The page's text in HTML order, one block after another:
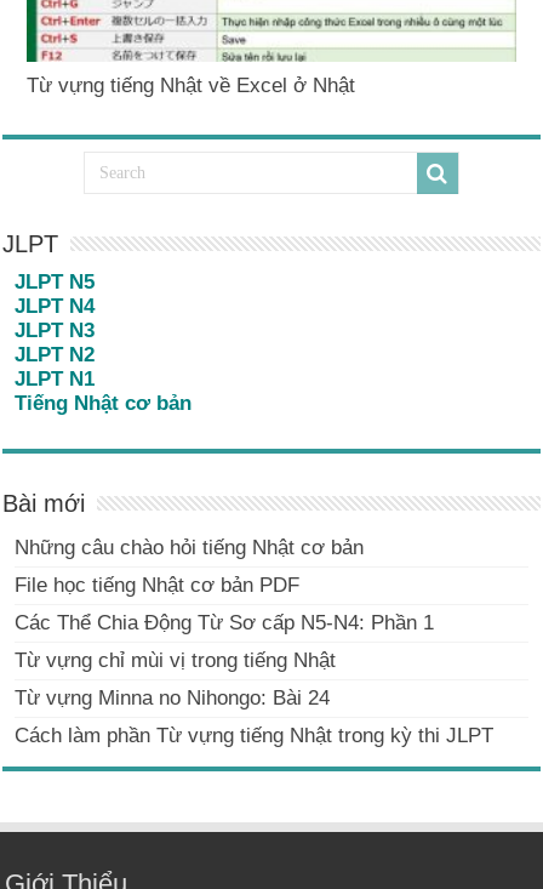
Từ vựng tiếng Nhật về Excel ở Nhật
JLPT
JLPT N5
JLPT N4
JLPT N3
JLPT N2
JLPT N1
Tiếng Nhật cơ bản
Bài mới
Những câu chào hỏi tiếng Nhật cơ bản
File học tiếng Nhật cơ bản PDF
Các Thể Chia Động Từ Sơ cấp N5-N4: Phần 1
Từ vựng chỉ mùi vị trong tiếng Nhật
Từ vựng Minna no Nihongo: Bài 24
Cách làm phần Từ vựng tiếng Nhật trong kỳ thi JLPT